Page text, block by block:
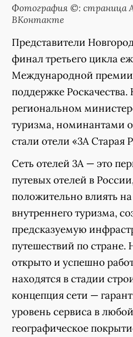
Фотография ©: страница
ВКонтакте
Представители
финал третьего цикла
Международной премии
поддержке Роскачества.
региональном
туризма, номинантами
стали отели «3А Старая
Сеть отелей 3А — это
путевых отелей в
положительно влиять
внутреннего туризма,
предсказуемую
путешествий по
открыто и успешно
находятся в стадии
концепция сети —
уровень сервиса в
географическое